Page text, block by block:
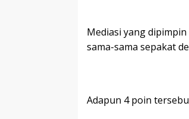
Mediasi yang
sama-sama sepakat
Adapun 4 poin